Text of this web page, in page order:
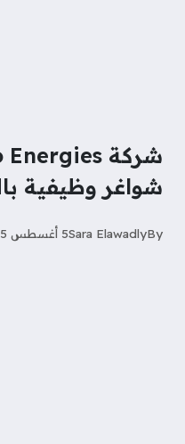
شواغر وظيفية
By
Sara Elawadly‎‏5 أغسطس 2025 - 12:18ص